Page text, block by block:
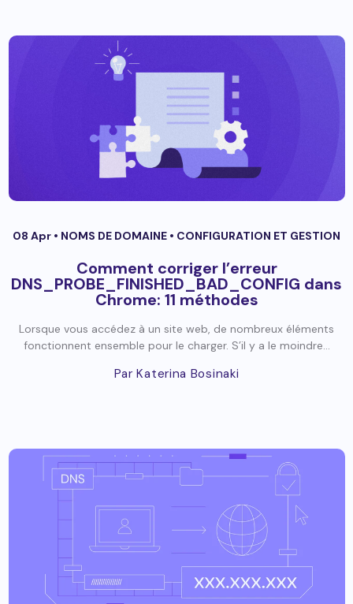
08 Apr • NOMS DE DOMAINE • CONFIGURATION ET GESTION
Comment corriger l’erreur
DNS_PROBE_FINISHED_BAD_CONFIG dans
Chrome: 11 méthodes
Lorsque vous accédez à un site web, de nombreux éléments
fonctionnent ensemble pour le charger. S’il y a le moindre...
Par Katerina Bosinaki